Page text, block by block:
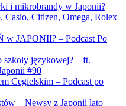
i mikrobrandy w Japonii?
Citizen, Omega, Rolex
w JAPONII? – Podcast Po
językowej? – ft.
#90
Cegielskim – Podcast po
– Newsy z Japonii lato